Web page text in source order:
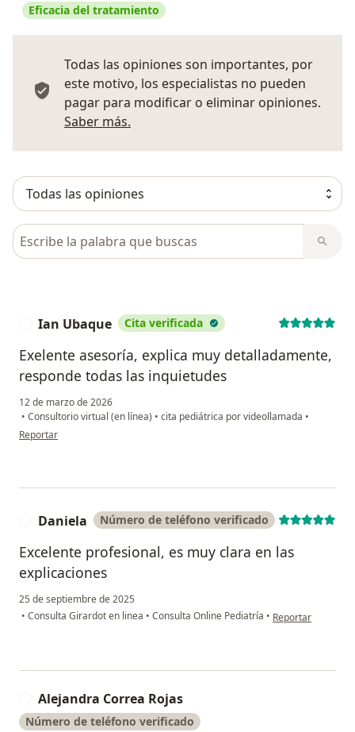
Eficacia del tratamiento
Todas las opiniones son importantes, por
este motivo, los especialistas no pueden
pagar para modificar o eliminar opiniones.
Saber más.
Busca en opiniones
Ian Ubaque Cita verificada
Exelente asesoría, explica muy detalladamente,
responde todas las inquietudes
12 de marzo de 2026
• Consultorio virtual (en línea) • cita pediátrica por videollamada •
en opinión del usuario Ian Ubaque
Reportar
Daniela Número de teléfono verificado
Excelente profesional, es muy clara en las
explicaciones
25 de septiembre de 2025
• Consulta Girardot en linea • Consulta Online Pediatría • en opinión del
Reportar
Alejandra Correa Rojas
Número de teléfono verificado